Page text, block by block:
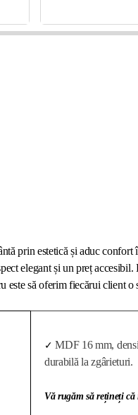
prin estetică și aduc confort
elegant și un preț
este să oferim fiecărui client o
✓MDF 16 mm,
durabilă la zgârieturi.
Vă rugăm să rețineți